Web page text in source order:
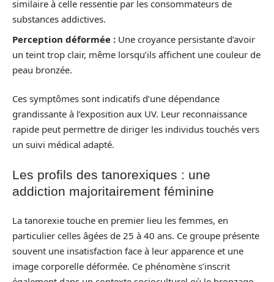
similaire à celle ressentie par les consommateurs de
substances addictives.
Perception déformée : Une croyance persistante d’avoir
un teint trop clair, même lorsqu’ils affichent une couleur de
peau bronzée.
Ces symptômes sont indicatifs d’une dépendance
grandissante à l’exposition aux UV. Leur reconnaissance
rapide peut permettre de diriger les individus touchés vers
un suivi médical adapté.
Les profils des tanorexiques : une
addiction majoritairement féminine
La tanorexie touche en premier lieu les femmes, en
particulier celles âgées de 25 à 40 ans. Ce groupe présente
souvent une insatisfaction face à leur apparence et une
image corporelle déformée. Ce phénomène s’inscrit